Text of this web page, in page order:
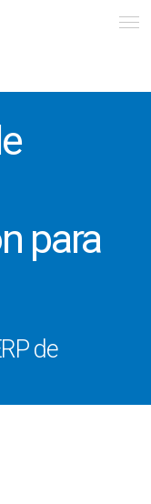
para
de